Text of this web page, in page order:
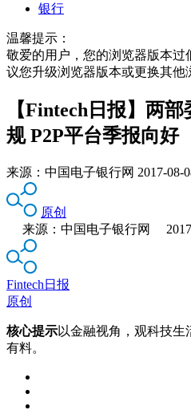
银行
温馨提示：
敬爱的用户，您的浏览器版本
议您升级浏览器版本或更换其他
【Fintech日报】两
规 P2P平台季报向好
来源： 中国电子银行网 2017-08-
原创
来源：中国电子银行网 2017-
Fintech日报
原创
核心提示以金融视角，观科技生
有料。